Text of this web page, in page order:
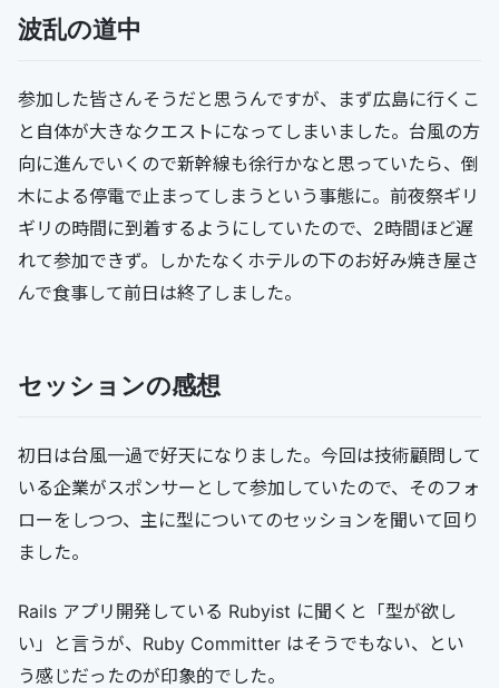
波乱の道中
参加した皆さんそうだと思うんですが、まず広島に行くこ
と自体が大きなクエストになってしまいました。台風の方
向に進んでいくので新幹線も徐行かなと思っていたら、倒
木による停電で止まってしまうという事態に。前夜祭ギリ
ギリの時間に到着するようにしていたので、2時間ほど遅
れて参加できず。しかたなくホテルの下のお好み焼き屋さ
んで食事して前日は終了しました。
セッションの感想
初日は台風一過で好天になりました。今回は技術顧問して
いる企業がスポンサーとして参加していたので、そのフォ
ローをしつつ、主に型についてのセッションを聞いて回り
ました。
Rails アプリ開発している Rubyist に聞くと「型が欲し
い」と言うが、Ruby Committer はそうでもない、とい
う感じだったのが印象的でした。